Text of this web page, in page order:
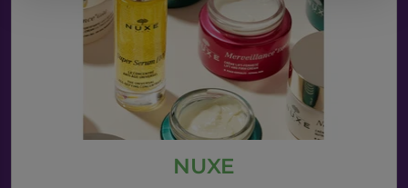
NUXE